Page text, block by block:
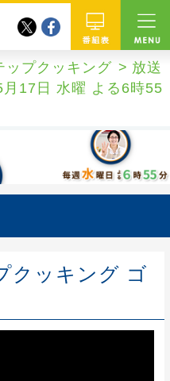
番組
twitterfacebook
ップクッキング
放送
17日 水曜 よる6時55
クッキング ゴ